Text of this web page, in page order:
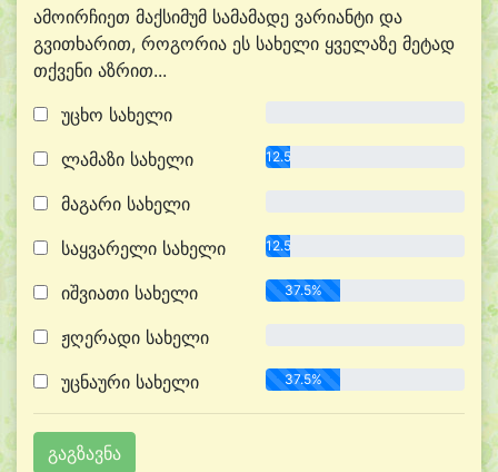
ამოირჩიეთ მაქსიმუმ სამამადე ვარიანტი და
გვითხარით, როგორია ეს სახელი ყველაზე მეტად
თქვენი აზრით...
უცხო სახელი
ლამაზი სახელი 12.5%
მაგარი სახელი
საყვარელი სახელი 12.5%
იშვიათი სახელი 37.5%
ჟღერადი სახელი
უცნაური სახელი 37.5%